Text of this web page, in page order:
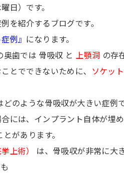
日）です。
を紹介するブログです。
例』 になります。
奥歯では 骨吸収 と 上顎洞 の存
とでできないために、 ソケッ
どのような骨吸収が大きい症例
には、インプラント自体が埋
があります。
上術）
は、骨吸収が非常に大き